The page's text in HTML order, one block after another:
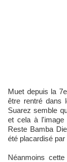
Muet depuis la 7e journée de Ligue 1, Alexis Sanchez semble
être rentré dans
Suarez semble
et cela à l'image
Reste Bamba
été placardisé
Néanmoins